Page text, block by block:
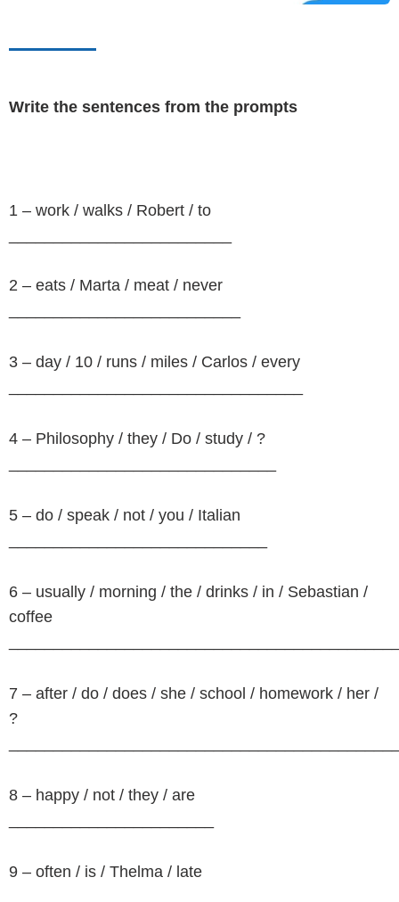
Write the sentences from the prompts
1 – work / walks / Robert / to
2 – eats / Marta / meat / never
3 – day / 10 / runs / miles / Carlos / every
4 – Philosophy / they / Do / study / ?
5 – do / speak / not / you / Italian
6 – usually / morning / the / drinks / in / Sebastian /
coffee
7 – after / do / does / she / school / homework / her /
?
8 – happy / not / they / are
9 – often / is / Thelma / late